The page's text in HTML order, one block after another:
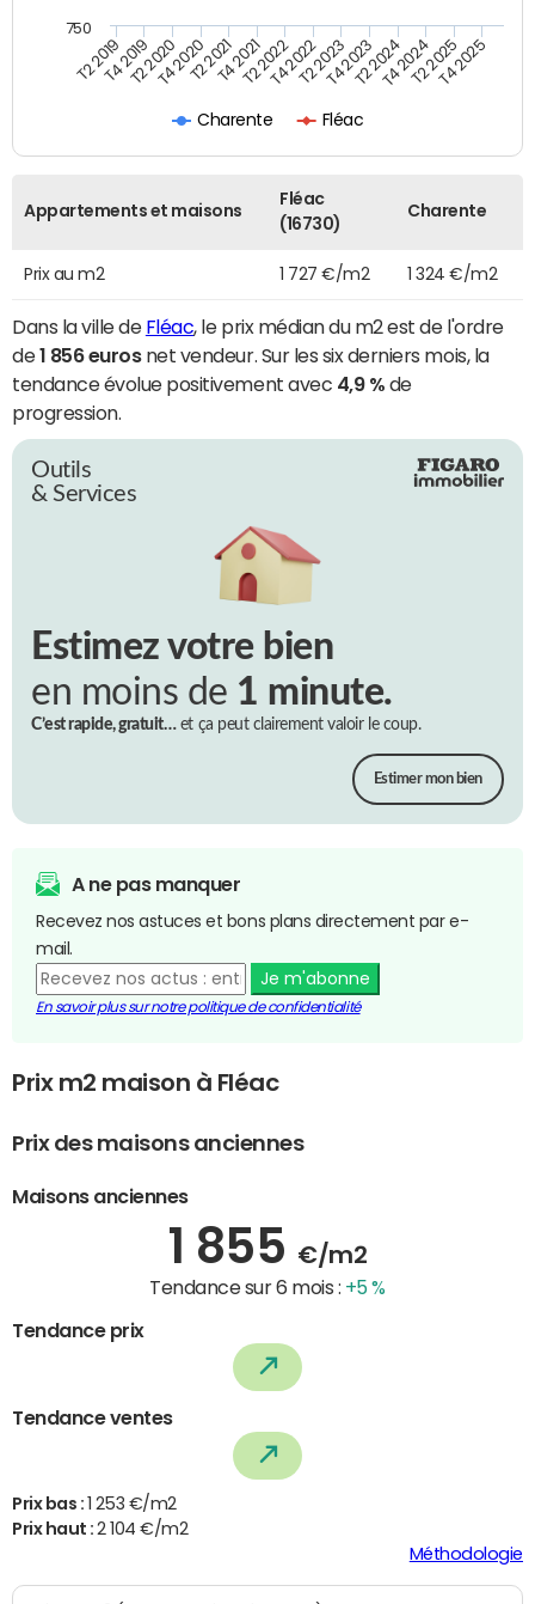
Charente Fléac
T2 2019T4 2019T2 2020T4 2020T2 2021T4 2021T2 2022T4 2022T2 2023T4 2023T2 2024T4 2024T2 2025T4 2025
750
Appartements et maisons
Fléac
(16730)
Charente
Prix au m2 1 727 €/m2 1 324 €/m2
Dans la ville de Fléac, le prix médian du m2 est de l'ordre
de1 856 eurosnet vendeur. Sur les six derniers mois, la
tendance évolue positivement avec 4,9 % de
progression.
Outils
& Services
Estimez votre bien
en moins de 1 minute.
C’est rapide, gratuit…et ça peut clairement valoir le coup.
Estimer mon bien
A ne pas manquer
Recevez nos astuces et bons plans directement par e-
mail.
Je m'abonne
En savoir plus sur notre politique de confidentialité
Prix m2 maison à Fléac
Prix des maisons anciennes
Maisons anciennes
1 855 €/m2
Tendance sur 6 mois : +5 %
Tendance prix
Tendance ventes
Prix bas :
1 253 €/m2
Prix haut :2 104 €/m2
Méthodologie